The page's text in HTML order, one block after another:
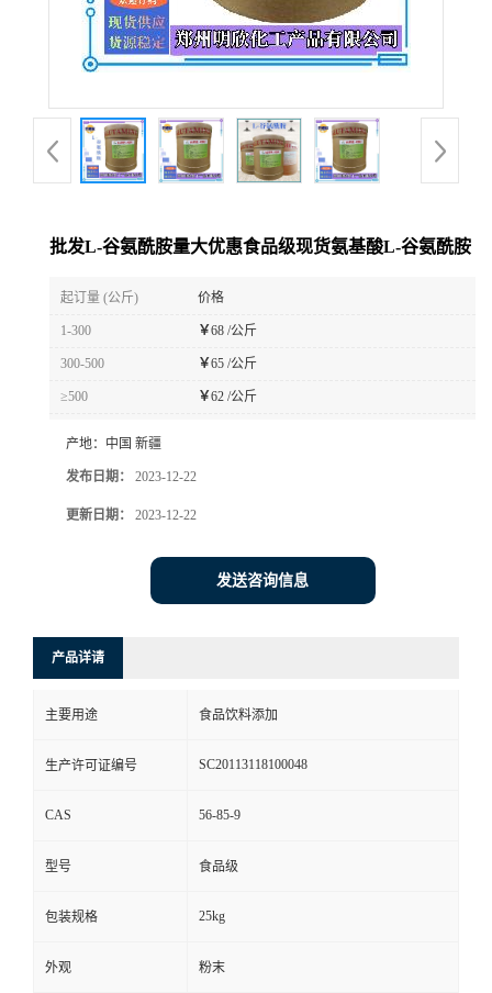
批发L-谷氨酰胺量大优惠食品级现货氨基酸L-谷氨酰胺
起订量 (公斤) 价格
1-300 ￥68 /公斤
300-500 ￥65 /公斤
≥500 ￥62 /公斤
产地： 中国 新疆
发布日期： 2023-12-22
更新日期： 2023-12-22
发送咨询信息
产品详请
主要用途 食品饮料添加
生产许可证编号 SC20113118100048
CAS 56-85-9
型号 食品级
包装规格 25kg
外观 粉末